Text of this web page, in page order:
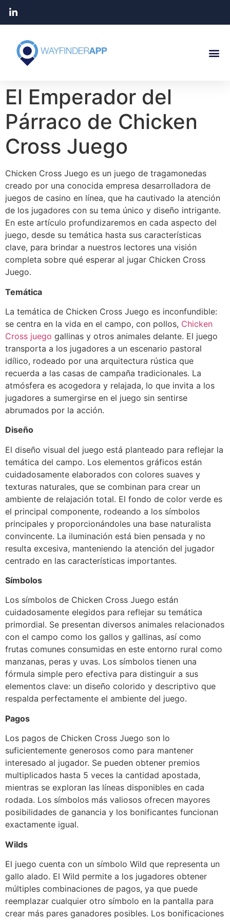
El Emperador del
Párraco de Chicken
Cross Juego
Chicken Cross Juego es un juego de tragamonedas
creado por una conocida empresa desarrolladora de
juegos de casino en línea, que ha cautivado la atención
de los jugadores con su tema único y diseño intrigante.
En este artículo profundizaremos en cada aspecto del
juego, desde su temática hasta sus características
clave, para brindar a nuestros lectores una visión
completa sobre qué esperar al jugar Chicken Cross
Juego.
Temática
La temática de Chicken Cross Juego es inconfundible:
se centra en la vida en el campo, con pollos, Chicken
Cross juego gallinas y otros animales delante. El juego
transporta a los jugadores a un escenario pastoral
idílico, rodeado por una arquitectura rústica que
recuerda a las casas de campaña tradicionales. La
atmósfera es acogedora y relajada, lo que invita a los
jugadores a sumergirse en el juego sin sentirse
abrumados por la acción.
Diseño
El diseño visual del juego está planteado para reflejar la
temática del campo. Los elementos gráficos están
cuidadosamente elaborados con colores suaves y
texturas naturales, que se combinan para crear un
ambiente de relajación total. El fondo de color verde es
el principal componente, rodeando a los símbolos
principales y proporcionándoles una base naturalista
convincente. La iluminación está bien pensada y no
resulta excesiva, manteniendo la atención del jugador
centrado en las características importantes.
Símbolos
Los símbolos de Chicken Cross Juego están
cuidadosamente elegidos para reflejar su temática
primordial. Se presentan diversos animales relacionados
con el campo como los gallos y gallinas, así como
frutas comunes consumidas en este entorno rural como
manzanas, peras y uvas. Los símbolos tienen una
fórmula simple pero efectiva para distinguir a sus
elementos clave: un diseño colorido y descriptivo que
respalda perfectamente el ambiente del juego.
Pagos
Los pagos de Chicken Cross Juego son lo
suficientemente generosos como para mantener
interesado al jugador. Se pueden obtener premios
multiplicados hasta 5 veces la cantidad apostada,
mientras se exploran las líneas disponibles en cada
rodada. Los símbolos más valiosos ofrecen mayores
posibilidades de ganancia y los bonificantes funcionan
exactamente igual.
Wilds
El juego cuenta con un símbolo Wild que representa un
gallo alado. El Wild permite a los jugadores obtener
múltiples combinaciones de pagos, ya que puede
reemplazar cualquier otro símbolo en la pantalla para
crear más pares ganadores posibles. Los bonificaciones